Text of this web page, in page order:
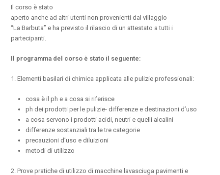
Il corso è stato
aperto anche ad altri utenti non provenienti dal villaggio
“La Barbuta” e ha previsto il rilascio di un attestato a tutti i
partecipanti.
Il programma del corso è stato il seguente:
1. Elementi basilari di chimica applicata alle pulizie professionali:
cosa è il ph e a cosa si riferisce
ph dei prodotti per le pulizie- differenze e destinazioni d’uso
a cosa servono i prodotti acidi, neutri e quelli alcalini
differenze sostanziali tra le tre categorie
precauzioni d’uso e diluizioni
metodi di utilizzo
2. Prove pratiche di utilizzo di macchine lavasciuga pavimenti e